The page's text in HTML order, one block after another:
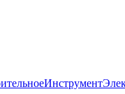
Инструмент